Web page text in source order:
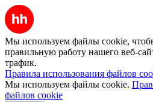
Мы используем файлы cookie,
правильную работу нашего веб-
трафик.
Правила использования файлов
Мы используем файлы cookie.
файлов cookie